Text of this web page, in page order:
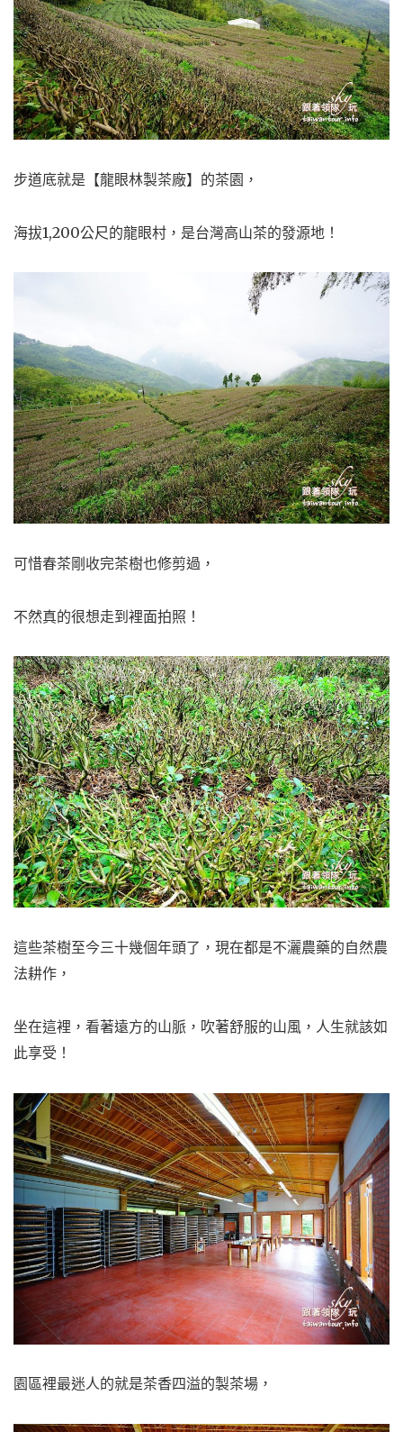
步道底就是【龍眼林製茶廠】的茶園，
海拔1,200公尺的龍眼村，是台灣高山茶的發源地！
可惜春茶剛收完茶樹也修剪過，
不然真的很想走到裡面拍照！
這些茶樹至今三十幾個年頭了，現在都是不灑農藥的自然農
法耕作，
坐在這裡，看著遠方的山脈，吹著舒服的山風，人生就該如
此享受！
園區裡最迷人的就是茶香四溢的製茶場，